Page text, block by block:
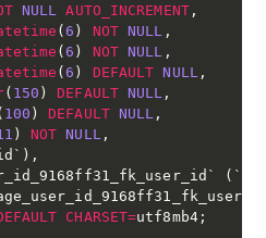
NULL AUTO_INCREMENT,
(6 ) NOT NULL ,
(6 ) NOT NULL ,
(6 ) DEFAULT NULL,
( 150 ) DEFAULT NULL ,
100 ) DEFAULT NULL ,
) NOT NULL,
` ) ,
` ( `
CHARSET=utf8mb4;